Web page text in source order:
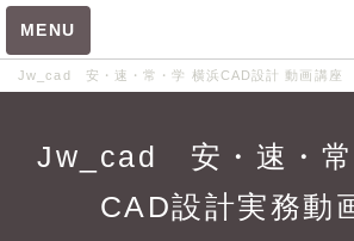
MENU
Jw_cad 安・速・常・学 横浜CAD設計 動画講座
Jw_cad 安・速・常
CAD設計実務動
住宅給排水設備作図手順
住宅設備図作図